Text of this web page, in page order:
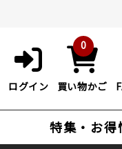
ログイン
0
買い物かご
特集・お得